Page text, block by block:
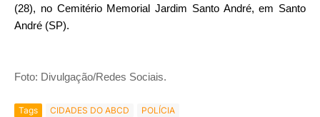
(28), no Cemitério Memorial Jardim Santo André, em Santo
André (SP).
Foto: Divulgação/Redes Sociais.
Tags CIDADES DO ABCD POLÍCIA